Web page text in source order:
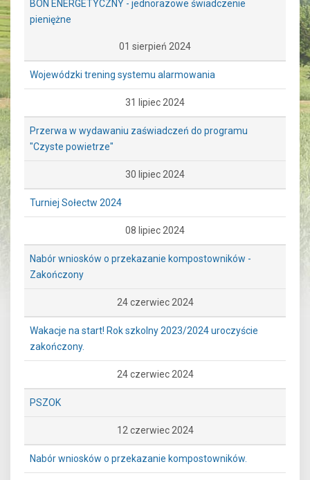
BON ENERGETYCZNY - jednorazowe świadczenie
pieniężne
01 sierpień 2024
Wojewódzki trening systemu alarmowania
31 lipiec 2024
Przerwa w wydawaniu zaświadczeń do programu
"Czyste powietrze"
30 lipiec 2024
Turniej Sołectw 2024
08 lipiec 2024
Nabór wniosków o przekazanie kompostowników -
Zakończony
24 czerwiec 2024
Wakacje na start! Rok szkolny 2023/2024 uroczyście
zakończony.
24 czerwiec 2024
PSZOK
12 czerwiec 2024
Nabór wniosków o przekazanie kompostowników.